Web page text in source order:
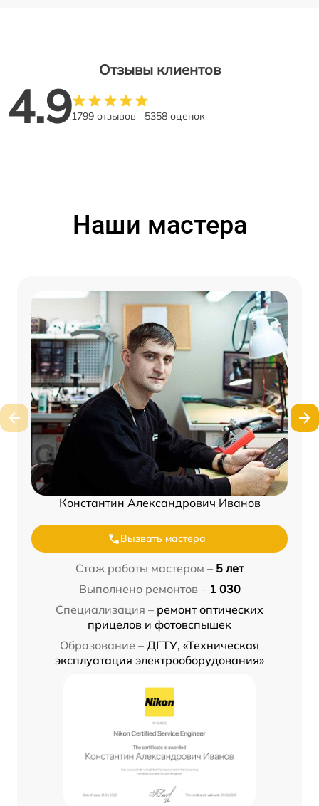
Отзывы клиентов
4.91799 отзывов 5358 оценок
Наши мастера
Константин Александрович Иванов
Вызвать мастера
Стаж работы мастером – 5 лет
Выполнено ремонтов – 1 030
Специализация – ремонт оптических
прицелов и фотовспышек
Образование – ДГТУ, «Техническая
эксплуатация электрооборудования»